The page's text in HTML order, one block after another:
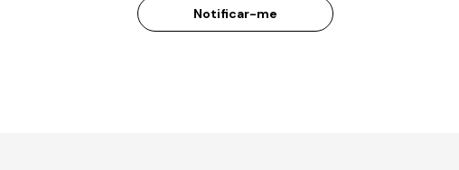
Notificar-me